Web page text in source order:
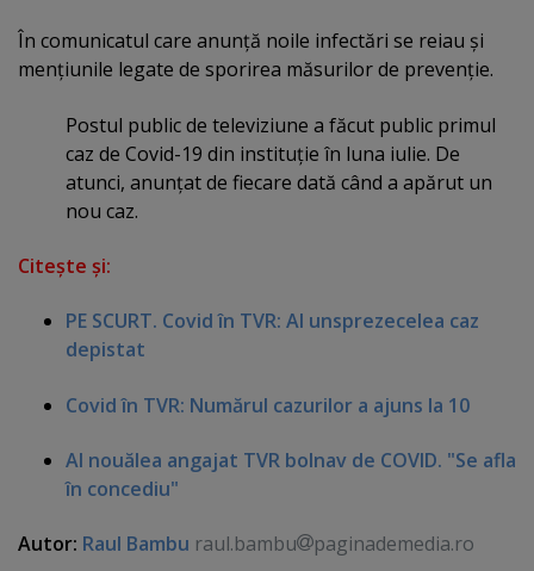
În comunicatul care anunţă noile infectări se reiau şi
menţiunile legate de sporirea măsurilor de prevenţie.
Postul public de televiziune a făcut public primul
caz de Covid-19 din instituţie în luna iulie. De
atunci, anunţat de fiecare dată când a apărut un
nou caz.
Citeşte şi:
PE SCURT. Covid în TVR: Al unsprezecelea caz
depistat
Covid în TVR: Numărul cazurilor a ajuns la 10
Al nouălea angajat TVR bolnav de COVID. "Se afla
în concediu"
Autor: Raul Bambu raul.bambu paginademedia.ro